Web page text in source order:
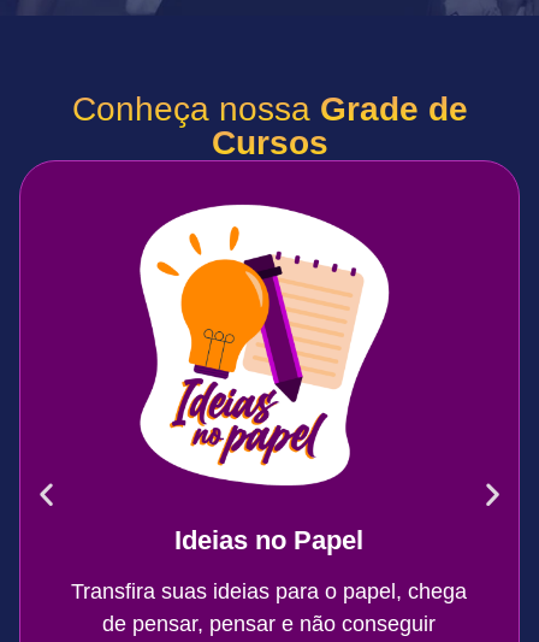
Conheça nossa Grade de
Cursos
Ideias no Papel
Transfira suas ideias para o papel, chega
de pensar, pensar e não conseguir